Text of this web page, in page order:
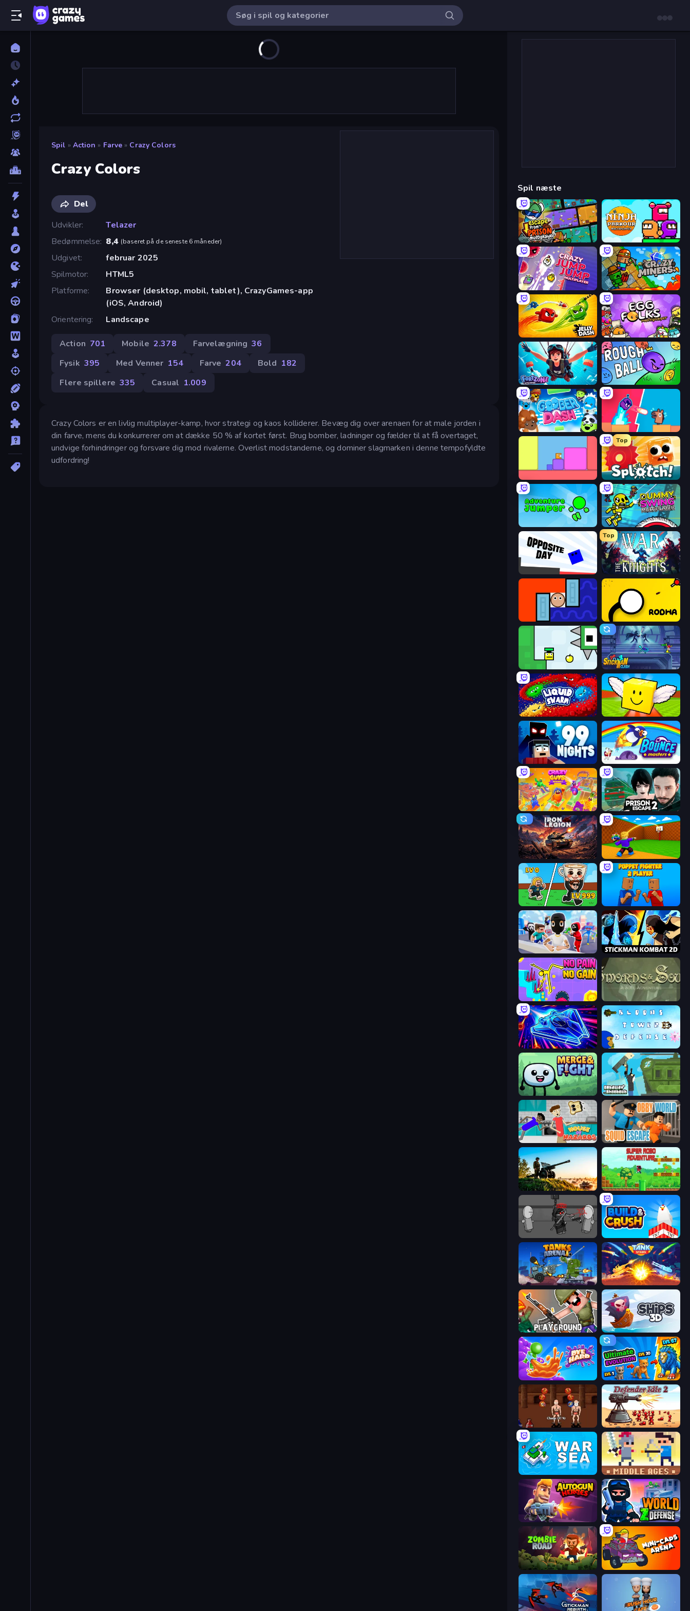
Spil » Action » Farve » Crazy Colors
Crazy Colors
Del
Udvikler
Telazer
Bedømmelse 8,4 (baseret på de seneste 6 måneder)
Udgivet
februar 2025
Spilmotor
HTML5
Platforme
Browser (desktop, mobil, tablet), CrazyGames-app
(iOS, Android)
Orientering
Landscape
Action 701 Mobile 2.378 Farvelægning 36
Fysik 395 Med Venner 154 Farve 204 Bold 182
Flere spillere 335 Casual 1.009
Crazy Colors er en livlig multiplayer-kamp, hvor strategi og kaos kolliderer. Bevæg dig over arenaen for at male jorden i
din farve, mens du konkurrerer om at dække 50 % af kortet først. Brug bomber, ladninger og fælder til at få overtaget,
undvige forhindringer og forsvare dig mod rivalerne. Overlist modstanderne, og dominer slagmarken i denne tempofyldte
udfordring!
Spil næste
Escape From Prison Multiplayer Ninja Parkour Multiplayer
Crazy Jump Jump Multiplayer Crazy Miners
Jelly Dash Egg Folks Multiplayer
Fortzone Battle Royale Rough Ball
Goober Dash Boom Slingers ReBoom
Top
Splotch!
Adventure Jumper Crazy Dummy Swing Multiplayer
Opposite Day
Top
War the Knights
Lava and Aqua Rodha
Stickman Clash
Liquid Swarm Lucky Brainrot Blocks Online
99 Nights (Bloxd.io) Bouncemasters
Crazy Guys Prison Escape 2
Iron Legion Throw a Lucky Block
Brainrot Arena Online Puppet Fighter 2 Player
Stickman Kombat 2D
No Pain No Gain - Ragdoll Sandbox Swords & Souls
Stellar Swarm
Merge & Fight Getaway Shootout
House of Hazards
Artillery Vs Tanks Super Robo - Adventure
Madness Project Nexus Build and Crush
Tanks Arena io: Craft & Combat Tank Stars
Playground Ships 3D
Dye Hard Ultimate Evolution
Swords and Sandals 2 Defender Idle 2
War Sea Castle Wars: Middle Ages
Autogun Heroes World Z Defense - Zombie Defense
Zombie Road Mini-Caps: Arena